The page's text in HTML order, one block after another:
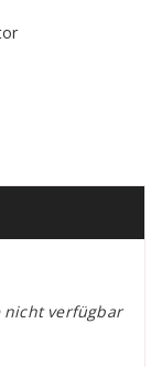
nicht verfügbar